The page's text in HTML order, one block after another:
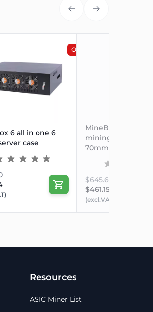
OFERTA
6 all in one 6
case
MineBox 8Qs ,
mining server case
70mm and 2000w
$645.67
$461.15
(excl.VAT)
Resources
ASIC Miner List